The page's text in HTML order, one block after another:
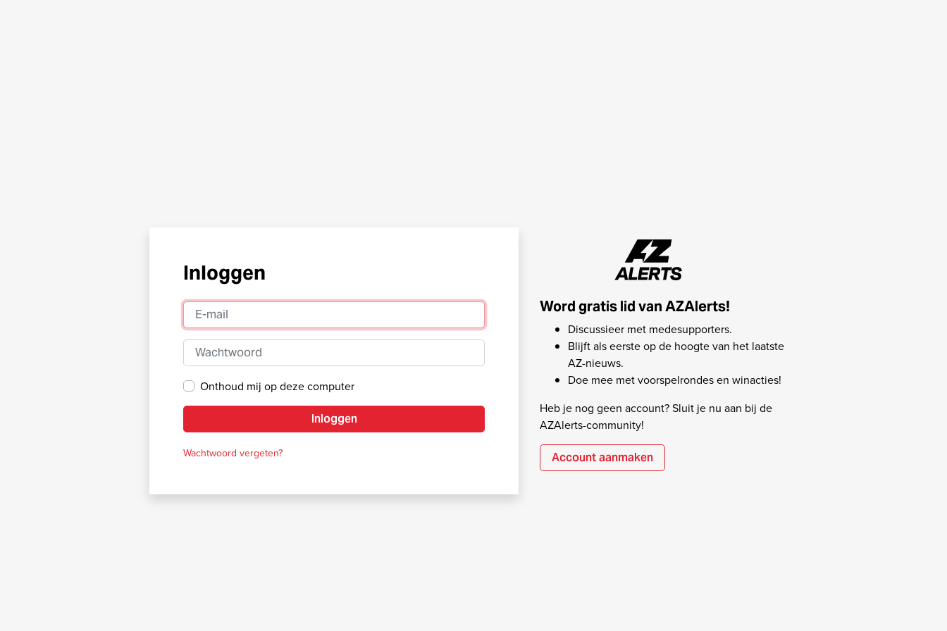
Inloggen
E-mail
Wachtwoord
Onthoud mij op deze computer
Inloggen
Wachtwoord vergeten?
Word gratis lid van AZAlerts!
Discussieer met medesupporters.
Blijft als eerste op de hoogte van het laatste
AZ-nieuws.
Doe mee met voorspelrondes en winacties!
Heb je nog geen account? Sluit je nu aan bij de
AZAlerts-community!
Account aanmaken